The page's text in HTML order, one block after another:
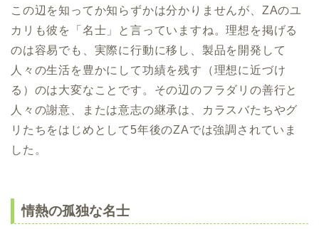
この辺を知ってか知らずかは分かりませんが、ZAのユ
カリも彼を「名士」と言っていますね。理想を掲げる
のは容易でも、実際に行動に移し、製品を開発して
人々の生活を豊かにして功績を残す（理想に近づけ
る）のは大変なことです。その辺のフラダリの善行と
人々の謝意、または意志の継承は、カラスバたちやグ
リたちをはじめとして5年後のZAでは強調されていま
した。
情熱の孤独な名士